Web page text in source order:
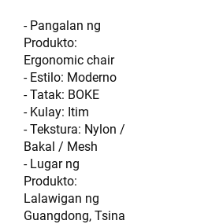
- Pangalan ng
Produkto:
Ergonomic chair
- Estilo: Moderno
- Tatak: BOKE
- Kulay: Itim
- Tekstura: Nylon /
Bakal / Mesh
- Lugar ng
Produkto:
Lalawigan ng
Guangdong, Tsina